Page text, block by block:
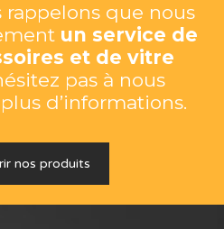
rappelons que nous
un service de
et de vitre
pas à nous
d’informations.
nos produits